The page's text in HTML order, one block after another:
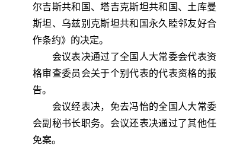
尔吉斯共和国、塔吉克斯坦共和国、土库曼
斯坦、乌兹别克斯坦共和国永久睦邻友好合
作条约》的决定。
会议表决通过了全国人大常委会代表资
格审查委员会关于个别代表的代表资格的报
告。
会议经表决，免去冯怡的全国人大常委
会副秘书长职务。会议还表决通过了其他任
免案。